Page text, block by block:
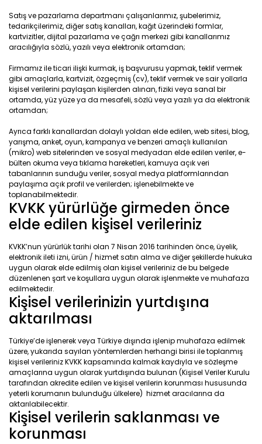
Satış ve pazarlama departmanı çalışanlarımız, şubelerimiz,
tedarikçilerimiz, diğer satış kanalları, kağıt üzerindeki formlar,
kartvizitler, dijital pazarlama ve çağrı merkezi gibi kanallarımız
aracılığıyla sözlü, yazılı veya elektronik ortamdan;
Firmamız ile ticari ilişki kurmak, iş başvurusu yapmak, teklif vermek
gibi amaçlarla, kartvizit, özgeçmiş (cv), teklif vermek ve sair yollarla
kişisel verilerini paylaşan kişilerden alınan, fiziki veya sanal bir
ortamda, yüz yüze ya da mesafeli, sözlü veya yazılı ya da elektronik
ortamdan;
Ayrıca farklı kanallardan dolaylı yoldan elde edilen, web sitesi, blog,
yarışma, anket, oyun, kampanya ve benzeri amaçlı kullanılan
(mikro) web sitelerinden ve sosyal medyadan elde edilen veriler, e-
bülten okuma veya tıklama hareketleri, kamuya açık veri
tabanlarının sunduğu veriler, sosyal medya platformlarından
paylaşıma açık profil ve verilerden; işlenebilmekte ve
toplanabilmektedir.
KVKK yürürlüğe girmeden önce
elde edilen kişisel verileriniz
KVKK’nun yürürlük tarihi olan 7 Nisan 2016 tarihinden önce, üyelik,
elektronik ileti izni, ürün / hizmet satın alma ve diğer şekillerde hukuka
uygun olarak elde edilmiş olan kişisel verileriniz de bu belgede
düzenlenen şart ve koşullara uygun olarak işlenmekte ve muhafaza
edilmektedir.
Kişisel verilerinizin yurtdışına
aktarılması
Türkiye’de işlenerek veya Türkiye dışında işlenip muhafaza edilmek
üzere, yukarıda sayılan yöntemlerden herhangi birisi ile toplanmış
kişisel verileriniz KVKK kapsamında kalmak kaydıyla ve sözleşme
amaçlarına uygun olarak yurtdışında bulunan (Kişisel Veriler Kurulu
tarafından akredite edilen ve kişisel verilerin korunması hususunda
yeterli korumanın bulunduğu ülkelere) hizmet aracılarına da
aktarılabilecektir.
Kişisel verilerin saklanması ve
korunması